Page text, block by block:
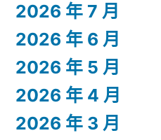
2026 年 7 月
2026 年 6 月
2026 年 5 月
2026 年 4 月
2026 年 3 月